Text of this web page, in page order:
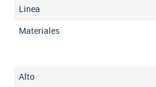
Linea
Materiales
Alto